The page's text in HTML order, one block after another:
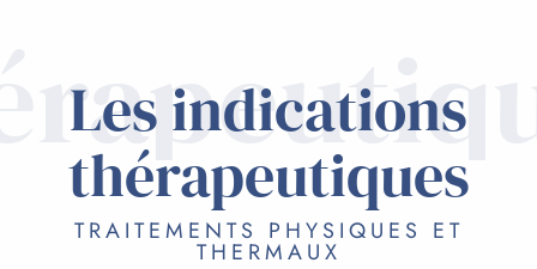
Les indications
thérapeutiques
TRAITEMENTS PHYSIQUES ET
THERMAUX